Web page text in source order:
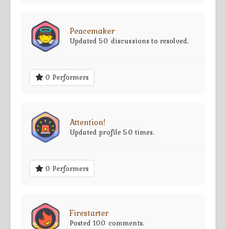
Peacemaker
Updated 50 discussions to resolved.
0 Performers
Attention!
Updated profile 50 times.
0 Performers
Firestarter
Posted 100 comments.